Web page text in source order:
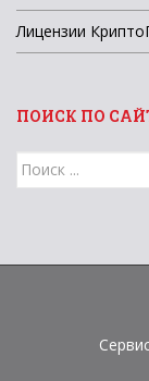
Лицензии
ПОИСК ПО
Поиск
для: